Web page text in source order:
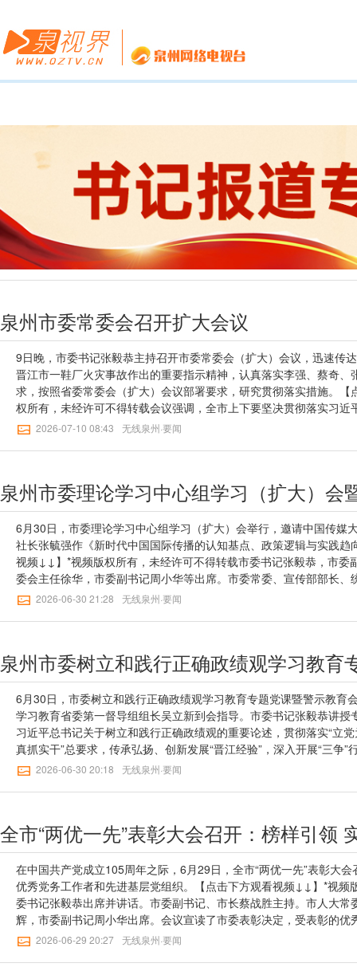
泉州市委常委会召开扩大会议
9日晚，市委书记张毅恭主持召开市委常委会（扩大）会议，迅速传
晋江市一鞋厂火灾事故作出的重要指示精神，认真落实李强、蔡奇、
求，按照省委常委会（扩大）会议部署要求，研究贯彻落实措施。
权所有，未经许可不得转载会议强调，全市上下要坚决贯彻落实习近
委、省政府工作要求，全力以赴做好救援救治和善后处置等各项工
扶等工作，维护社会安定稳定。要举一反三，全面开展安全隐患大排
合一”场所、人员密集场所等，加大监管执法力度，坚决严惩安全生
生产治理能力和水平。会议强调，全市各级各部门要认真贯彻落实习
的重要指示精神，抓紧抓实抓细台风“巴威”防御工作。要加强预警研
涉海涉渔、地质灾害易发区、低洼易涝点、旅游景区和非景区景点、
各类隐患。要抓好应急准备，提前果断组织危险区域群众转移避险、
到“应转尽转、应转早转、应转快转”；及时发布风险提示、避险指
互救能力。要靠前指挥调度，严格落实带班值班制度，预置布防抢
打好防台风主动仗。会议要求，各级领导干部要牢固树立和践行正确
安全保障高质量发展。记者：戴君 林鸿毅 陈耀坤 刘程灿通讯员：陈
【无线泉州】二审：王桂瑜【无线泉州】三审：欧阳可及 郑云涛
2026-07-10 08:43 无线泉州·要闻
6月30日，市委理论学习中心组学习（扩大）会举行，邀请中国传媒
社长张毓强作《新时代中国国际传播的认知基点、政策逻辑与实践趋
视频↓↓】*视频版权所有，未经许可不得转载市委书记张毅恭，市委
委会主任徐华，市委副书记周小华等出席。市委常委、宣传部部长、
上，张毓强立足宏大历史视野，系统梳理新时代中国国际传播发展
习近平文化思想，深入学习贯彻习近平总书记关于加强国际传播能力
新发展“晋江经验”，牢固树立和践行正确政绩观，立足泉州世遗文脉
色、海丝对外开放的独特优势，整合各类传播资源，策划实施对外传
在泉州大地上的中国故事，持续提升城市国际辨识度和美誉度，为奋
践、展现可信可爱可敬的中国形象作出新的更大贡献。市委、市人
导，市中级人民法院、市人民检察院主要负责同志，市直有关单位
生代表等参加。会议以视频形式召开，华侨大学、各县域设分会场
森【无线泉州】一审：苏含雪【无线泉州】二审：蒋筱雯【无线泉州
2026-06-30 21:28 无线泉州·要闻
6月30日，市委树立和践行正确政绩观学习教育专题党课暨警示教育
学习教育省委第一督导组组长吴立新到会指导。市委书记张毅恭讲授
习近平总书记关于树立和践行正确政绩观的重要论述，贯彻落实“立
真抓实干”总要求，传承弘扬、创新发展“晋江经验”，深入开展“三争
案为鉴、以案明纪、以案促改，牢固树立和践行正确政绩观，奋勇
记高度重视政绩观问题，围绕树立和践行正确政绩观发表了一系列重
育指明了方向、提供了根本遵循。要深学细悟笃行习近平总书记的重
在福建工作期间关于正确政绩观的重要理念和重大实践，在循迹溯
化于行，以实干实效坚定拥护“两个确立”、坚决做到“两个维护”。张
动。突出主动学习，把学习贯彻习近平党建思想作为当前和今后一个
学习热潮。突出主动谋划，善于从全局、长远、大势上作出判断和决
作为战略性先导工程，聚焦构建“955”现代产业集群，抓紧招引一批
道制高点。突出主动创稳，坚持和发展新时代“枫桥经验”，建好用好
解在基层、化解在萌芽状态，营造安定稳定的环境。张毅恭强调，要
2026-06-30 20:18 无线泉州·要闻
在中国共产党成立105周年之际，6月29日，全市“两优一先”表彰大
优秀党务工作者和先进基层党组织。【点击下方观看视频↓↓】*视频
委书记张毅恭出席并讲话。市委副书记、市长蔡战胜主持。市人大常
辉，市委副书记周小华出席。会议宣读了市委表彰决定，受表彰的优
奖。蔡文榜、林佑弹、张福蓊等3位代表作交流发言。张毅恭代表市
2026-06-29 20:27 无线泉州·要闻